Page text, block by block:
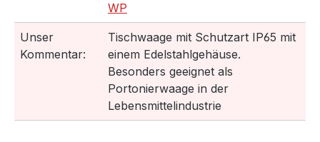
WP
Unser
Kommentar:
Tischwaage mit Schutzart IP65 mit
einem Edelstahlgehäuse.
Besonders geeignet als
Portonierwaage in der
Lebensmittelindustrie